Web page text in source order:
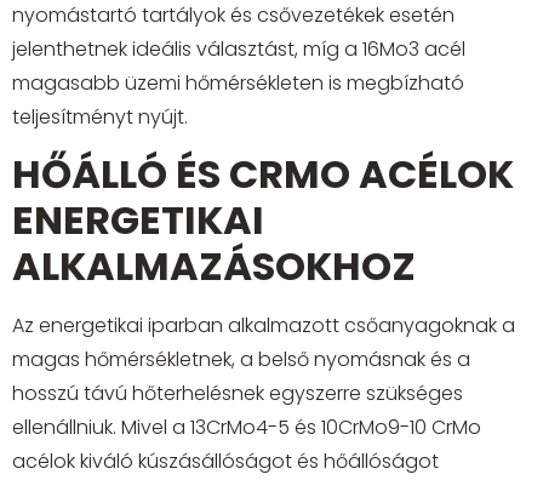
nyomástartó tartályok és csővezetékek esetén
jelenthetnek ideális választást, míg a 16Mo3 acél
magasabb üzemi hőmérsékleten is megbízható
teljesítményt nyújt.
HŐÁLLÓ ÉS CRMO ACÉLOK
ENERGETIKAI
ALKALMAZÁSOKHOZ
Az energetikai iparban alkalmazott csőanyagoknak a
magas hőmérsékletnek, a belső nyomásnak és a
hosszú távú hőterhelésnek egyszerre szükséges
ellenállniuk. Mivel a 13CrMo4-5 és 10CrMo9-10 CrMo
acélok kiváló kúszásállóságot és hőállóságot